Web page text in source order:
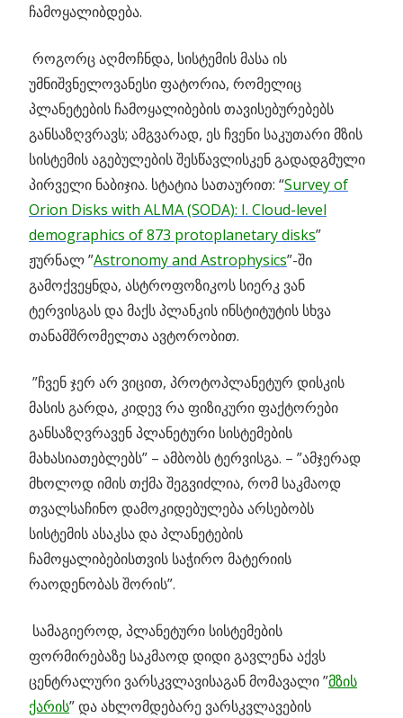
ჩამოყალიბდება.
როგორც აღმოჩნდა, სისტემის მასა ის
უმნიშვნელოვანესი ფატორია, რომელიც
პლანეტების ჩამოყალიბების თავისებურებებს
განსაზღვრავს; ამგვარად, ეს ჩვენი საკუთარი მზის
სისტემის აგებულების შესწავლისკენ გადადგმული
პირველი ნაბიჯია. სტატია სათაურით: “Survey of
Orion Disks with ALMA (SODA): I. Cloud-level
demographics of 873 protoplanetary disks”
ჟურნალ ”Astronomy and Astrophysics”-ში
გამოქვეყნდა, ასტროფოზიკოს სიერკ ვან
ტერვისგას და მაქს პლანკის ინსტიტუტის სხვა
თანამშრომელთა ავტორობით.
”ჩვენ ჯერ არ ვიცით, პროტოპლანეტურ დისკის
მასის გარდა, კიდევ რა ფიზიკური ფაქტორები
განსაზღვრავენ პლანეტური სისტემების
მახასიათებლებს” – ამბობს ტერვისგა. – ”ამჯერად
მხოლოდ იმის თქმა შეგვიძლია, რომ საკმაოდ
თვალსაჩინო დამოკიდებულება არსებობს
სისტემის ასაკსა და პლანეტების
ჩამოყალიბებისთვის საჭირო მატერიის
რაოდენობას შორის”.
სამაგიეროდ, პლანეტური სისტემების
ფორმირებაზე საკმაოდ დიდი გავლენა აქვს
ცენტრალური ვარსკვლავისაგან მომავალი ”მზის
ქარის” და ახლომდებარე ვარსკვლავების